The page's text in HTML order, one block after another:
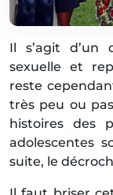
Il s’agit d’un
sexuelle et
reste
très peu ou
histoires des
adolescentes
suite, le